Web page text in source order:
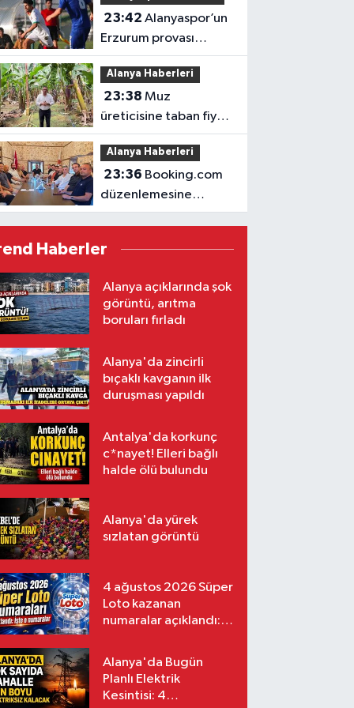
23:42 Alanyaspor’un
Erzurum provası
golsüz tamamlandı
Alanya Haberleri
23:38 Muz
üreticisine taban fiyat
müjdesi
Alanya Haberleri
23:36
düzenlemesine
ALTİD’den destek
Haberler
Alanya açıklarında şok
görüntü, arıtma
boruları fırladı
Alanya'da zincirli
bıçaklı kavganın ilk
duruşması yapıldı
Antalya'da korkunç
c*nayet! Elleri bağlı
halde ölü bulundu
Alanya'da yürek
sızlatan görüntü
4 ağustos 2026 Süper
Loto kazanan
numaralar açıklandı:
Alanya'da Bugün
Planlı Elektrik
Kesintisi: 4